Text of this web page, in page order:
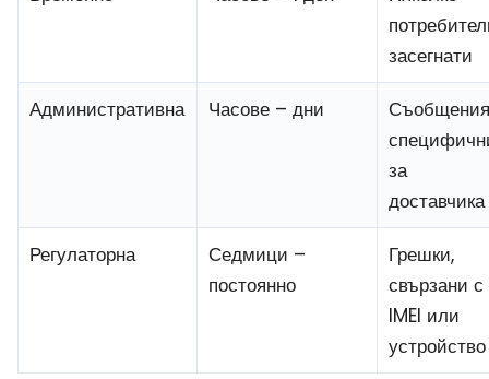
засегнати
Административна Часове – дни
за
доставчика
Регулаторна
Седмици –
постоянно
Грешки,
свързани с
IMEI или
устройство